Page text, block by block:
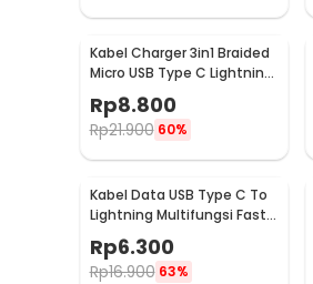
Kabel Charger 3in1 Braided
Micro USB Type C Lightning
3A 1.2M - US186
Rp8.800
Rp21.900 60%
Kabel Data USB Type C To
Lightning Multifungsi Fast
Charging 5V 2A 1M - 1636
Rp6.300
Rp16.900 63%